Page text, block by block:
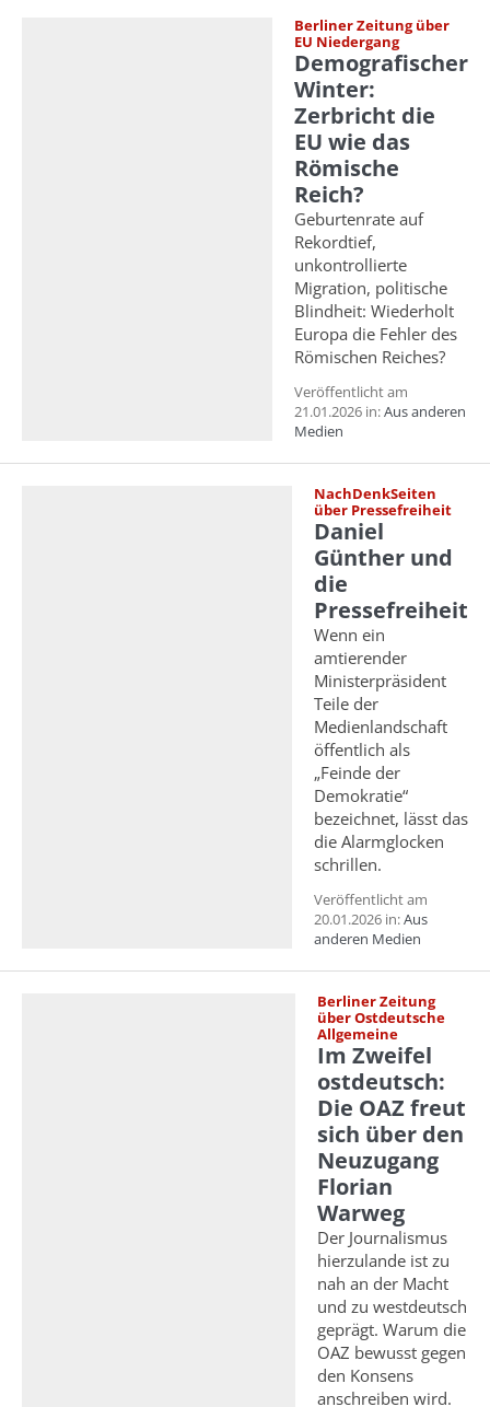
Berliner Zeitung über
EU Niedergang
Demografischer
Winter:
Zerbricht die
EU wie das
Römische
Reich?
Geburtenrate auf
Rekordtief,
unkontrollierte
Migration, politische
Blindheit: Wiederholt
Europa die Fehler des
Römischen Reiches?
Veröffentlicht am
21.01.2026 in:Aus anderen
Medien
NachDenkSeiten
über Pressefreiheit
Daniel
Günther und
die
Pressefreiheit
Wenn ein
amtierender
Ministerpräsident
Teile der
Medienlandschaft
öffentlich als
„Feinde der
Demokratie“
bezeichnet, lässt das
die Alarmglocken
schrillen.
Veröffentlicht am
20.01.2026 in:Aus
anderen Medien
Berliner Zeitung
über Ostdeutsche
Allgemeine
Im Zweifel
ostdeutsch:
Die OAZ freut
sich über den
Neuzugang
Florian
Warweg
Der Journalismus
hierzulande ist zu
nah an der Macht
und zu westdeutsch
geprägt. Warum die
OAZ bewusst gegen
den Konsens
anschreiben wird.